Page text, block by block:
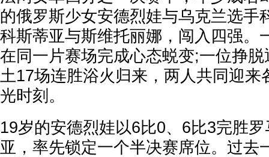
的俄罗斯少女安德烈娃与乌克兰选手
科斯蒂亚与斯维托丽娜，闯入四强。
在同一片赛场完成心态蜕变;一位挣
土17场连胜浴火归来，两人共同迎来
光时刻。
19岁的安德烈娃以6比0、6比3完胜
亚，率先锁定一个半决赛席位。过去